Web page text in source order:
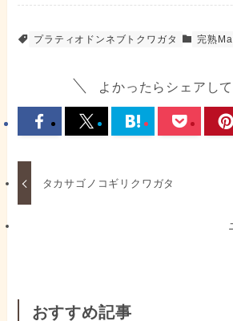
プラティオドンネブトクワガタ 完熟
よかったらシェアして
タカサゴノコギリクワガタ
おすすめ記事